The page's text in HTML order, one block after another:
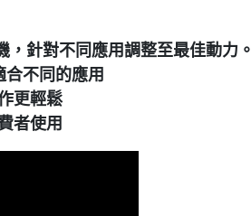
，針對不同應用調整至最佳動力。
不同的應用
更輕鬆
者使用